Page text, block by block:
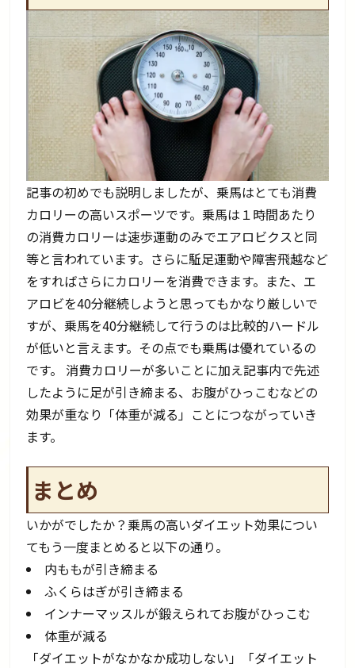
記事の初めでも説明しましたが、乗馬はとても消費
カロリーの高いスポーツです。乗馬は１時間あたり
の消費カロリーは速歩運動のみでエアロビクスと同
等と言われています。さらに駈足運動や障害飛越など
をすればさらにカロリーを消費できます。また、エ
アロビを40分継続しようと思ってもかなり厳しいで
すが、乗馬を40分継続して行うのは比較的ハードル
が低いと言えます。その点でも乗馬は優れているの
です。 消費カロリーが多いことに加え記事内で先述
したように足が引き締まる、お腹がひっこむなどの
効果が重なり「体重が減る」ことにつながっていき
ます。
まとめ
いかがでしたか？乗馬の高いダイエット効果につい
てもう一度まとめると以下の通り。
内ももが引き締まる
ふくらはぎが引き締まる
インナーマッスルが鍛えられてお腹がひっこむ
体重が減る
「ダイエットがなかなか成功しない」「ダイエット